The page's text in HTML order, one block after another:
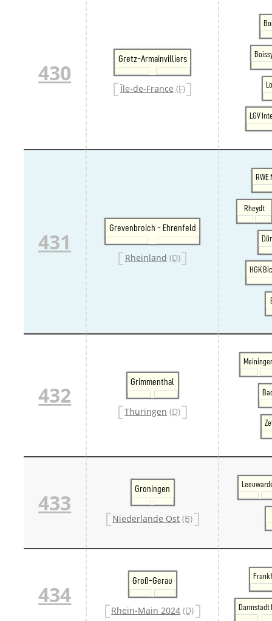
430
Gretz-Armainvilliers
Île-de-France (F)
LGV
431
Grevenbroich - Ehrenfeld
Rheinland (D)
Rheydt
HGK
432
Grimmenthal
Thüringen (D)
433
Groningen
Niederlande Ost (B)
434
Groß-Gerau
Rhein-Main 2024 (D) Darmstadt